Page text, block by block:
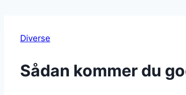
Diverse
Sådan kommer du